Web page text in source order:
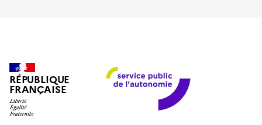
RÉPUBLIQUE
FRANÇAISE